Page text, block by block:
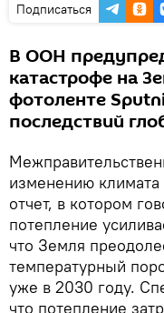
Подписаться
В ООН
катастрофе на
фотоленте
последствий
изменению
отчет, в котором
потепление
что Земля
температурный
уже в 2030 году.
что потепление